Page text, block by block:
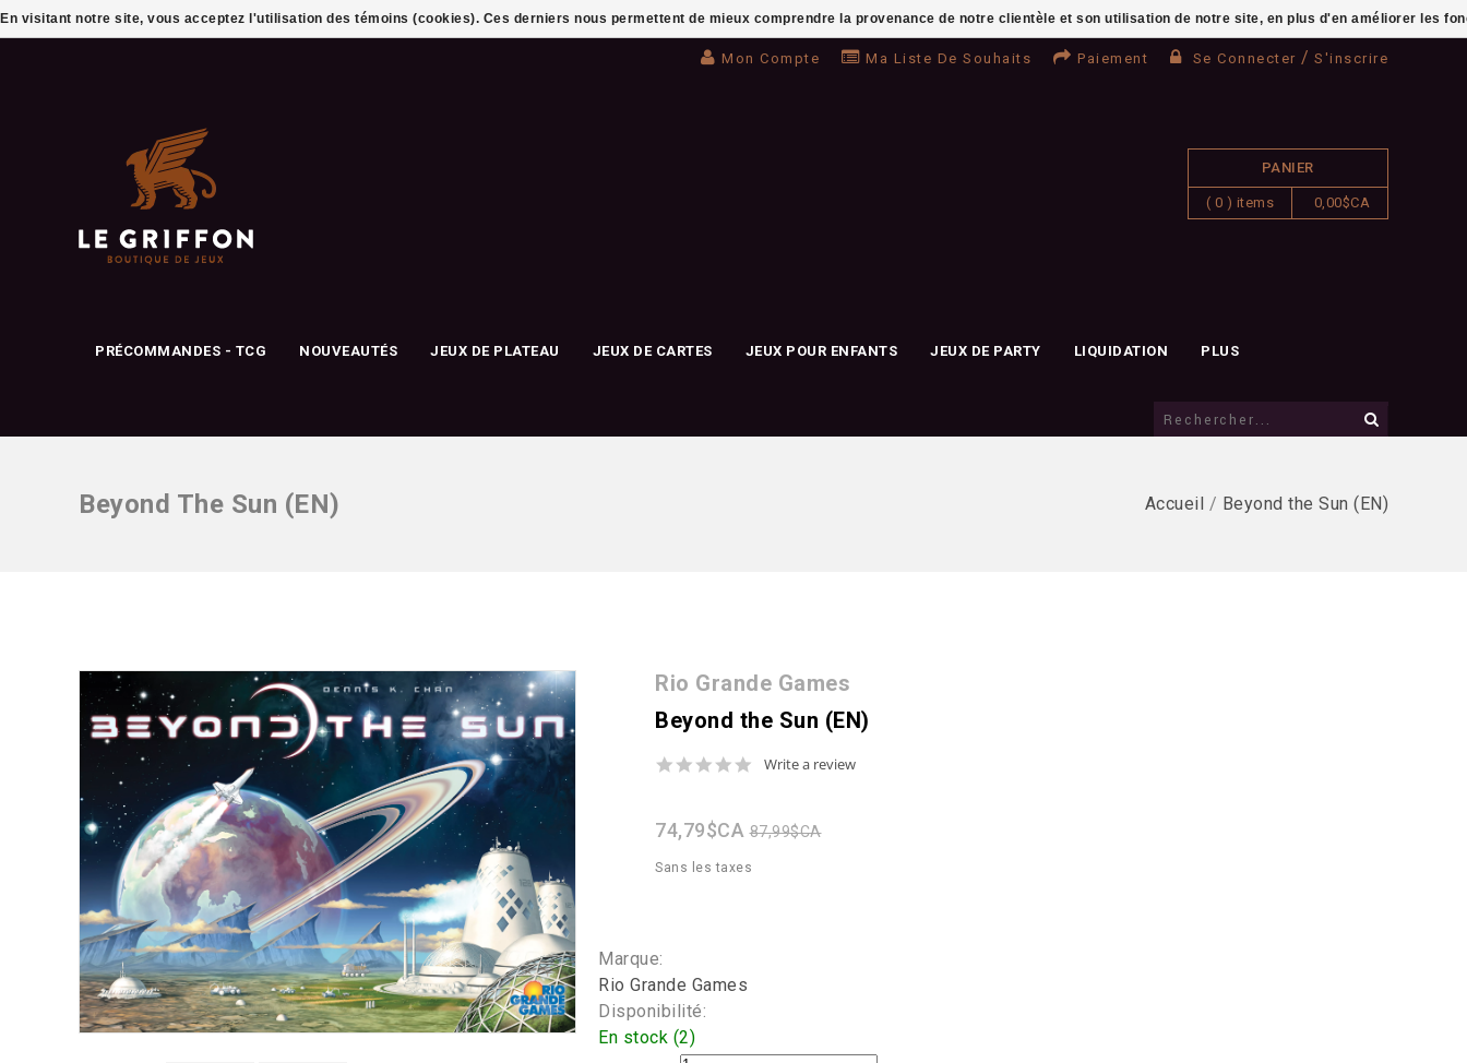
Mon Compte Ma Liste De Souhaits Paiement Se Connecter / S'inscrire
PANIER
( 0 ) items 0,00$CA
PRÉCOMMANDES - TCG NOUVEAUTÉS JEUX DE PLATEAU JEUX DE CARTES JEUX POUR ENFANTS JEUX DE PARTY LIQUIDATION PLUS
Beyond The Sun (EN) Accueil / Beyond the Sun (EN)
Rio Grande Games
Beyond the Sun (EN)
0.0
Write a review
74,79$CA87,99$CA
Sans les taxes
Marque:
Rio Grande Games
Disponibilité:
En stock (2)
En visitant notre site, vous acceptez l'utilisation des témoins (cookies). Ces derniers nous permettent de mieux comprendre la provenance de notre clientèle et son utilisation de notre site, en plus d'en améliorer les